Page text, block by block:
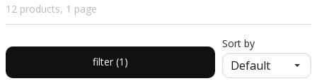
12 products, 1 page
filter (1)
Sort by